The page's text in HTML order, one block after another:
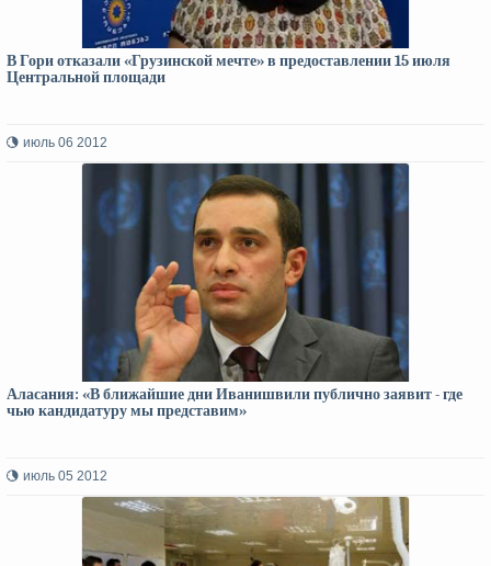
В Гори отказали «Грузинской мечте» в предоставлении 15 июля
Центральной площади
июль 06 2012
Аласания: «В ближайшие дни Иванишвили публично заявит - где
чью кандидатуру мы представим»
июль 05 2012